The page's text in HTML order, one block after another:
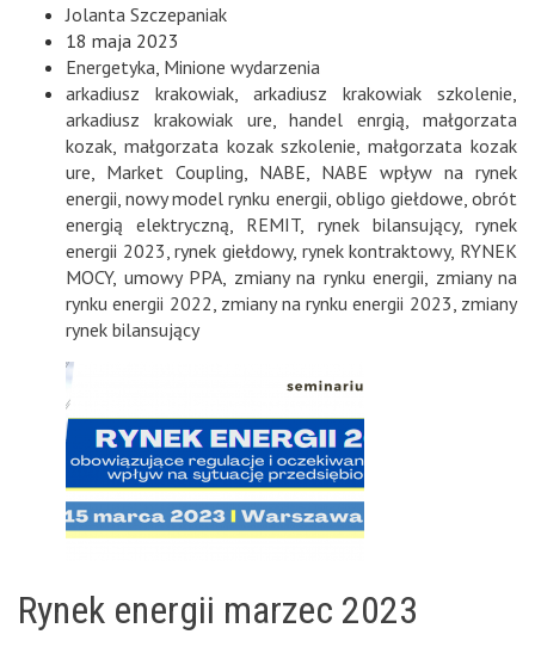
Jolanta Szczepaniak
18 maja 2023
Energetyka Minione wydarzenia
arkadiusz krakowiak
arkadiusz krakowiak szkolenie
arkadiusz krakowiak ure ,handel enrgią ,małgorzata
kozak małgorzata kozak szkolenie ,małgorzata kozak
ure
Market Coupling NABE
NABE wpływ na rynek
energii ,nowy model rynku energii obligo giełdowe ,obrót
energią elektryczną
REMIT, rynek bilansujący,rynek
energii 2023 ,rynek giełdowy, rynek kontraktowy, RYNEK
MOCY, umowy PPA zmiany na rynku energii zmiany na
rynku energii 2022 zmiany na rynku energii 2023 zmiany
rynek bilansujący
Rynek energii marzec 2023